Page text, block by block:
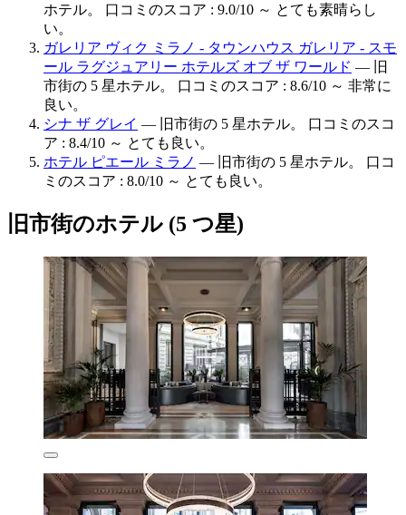
ホテル。 口コミのスコア : 9.0/10 ～ とても素晴らし
い。
ガレリア ヴィク ミラノ - タウンハウス ガレリア - スモ
ール ラグジュアリー ホテルズ オブ ザ ワールド — 旧
市街の 5 星ホテル。 口コミのスコア : 8.6/10 ～ 非常に
良い。
シナ ザ グレイ — 旧市街の 5 星ホテル。 口コミのスコ
ア : 8.4/10 ～ とても良い。
ホテル ピエール ミラノ — 旧市街の 5 星ホテル。 口コ
ミのスコア : 8.0/10 ～ とても良い。
旧市街のホテル (5 つ星)